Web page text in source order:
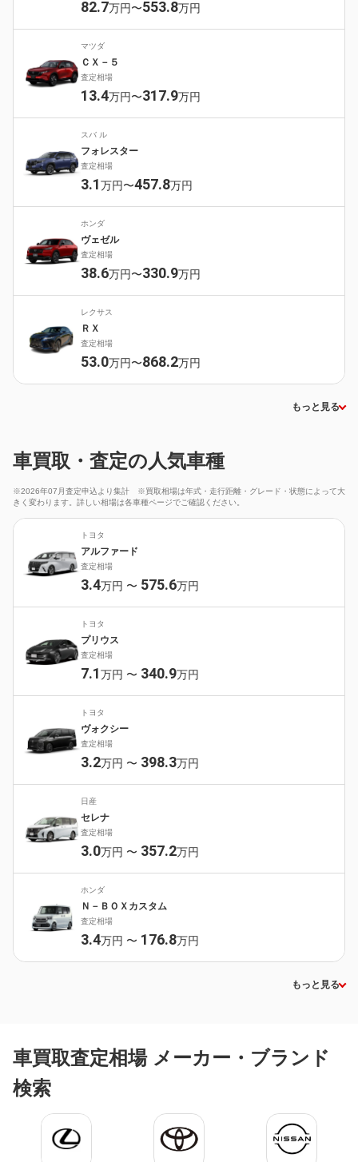
82.7万円〜553.8万円
マツダ
ＣＸ－５
査定相場
13.4万円〜317.9万円
スバ ル
フォレスター
査定相場
3.1万円〜457.8万円
ホンダ
ヴェゼル
査定相場
38.6万円〜330.9万円
レクサス
ＲＸ
査定相場
53.0万円〜868.2万円
もっと見る
車買取・査定の人気車種
※2026年07月査定申込より集計 ※買取相場は年式・走行距離・グレード・状態によって大
きく変わります。詳しい相場は各車種ページでご確認ください。
トヨタ
アルファード
査定相場
3.4万円 〜 575.6万円
トヨタ
プリウス
査定相場
7.1万円 〜 340.9万円
トヨタ
ヴォクシー
査定相場
3.2万円 〜 398.3万円
日産
セレナ
査定相場
3.0万円 〜 357.2万円
ホンダ
Ｎ－ＢＯＸカスタム
査定相場
3.4万円 〜 176.8万円
もっと見る
車買取査定相場 メーカー・ブランド
検索